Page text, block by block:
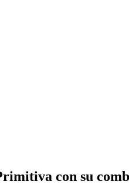
con su